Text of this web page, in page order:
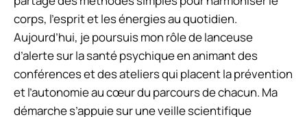
corps, l’esprit et les énergies au quotidien.
Aujourd’hui, je poursuis mon rôle de lanceuse
d’alerte sur la santé psychique en animant des
conférences et des ateliers qui placent la prévention
et l’autonomie au cœur du parcours de chacun. Ma
démarche s’appuie sur une veille scientifique